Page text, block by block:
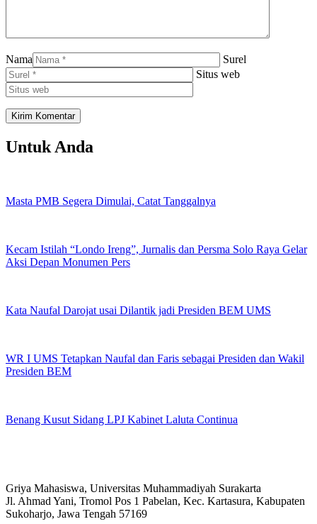
Nama
Surel
Situs web
Untuk Anda
Masta PMB Segera Dimulai, Catat Tanggalnya
Kecam Istilah “Londo Ireng”, Jurnalis dan Persma Solo Raya Gelar
Aksi Depan Monumen Pers
Kata Naufal Darojat usai Dilantik jadi Presiden BEM UMS
WR I UMS Tetapkan Naufal dan Faris sebagai Presiden dan Wakil
Presiden BEM
Benang Kusut Sidang LPJ Kabinet Laluta Continua
Griya Mahasiswa, Universitas Muhammadiyah Surakarta
Jl. Ahmad Yani, Tromol Pos 1 Pabelan, Kec. Kartasura, Kabupaten
Sukoharjo, Jawa Tengah 57169